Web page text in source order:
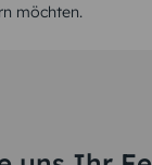
möchten.